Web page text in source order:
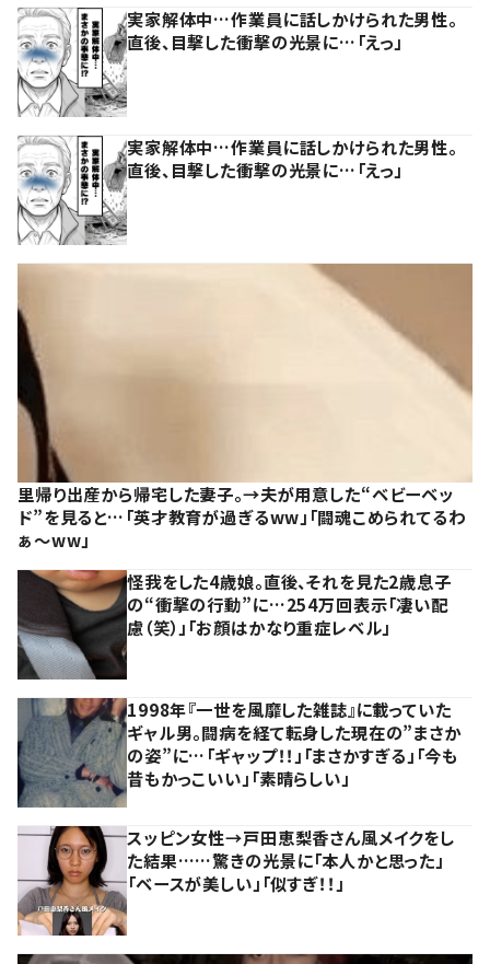
実家解体中…作業員に話しかけられた男性。
直後、目撃した衝撃の光景に…「えっ」
実家解体中…作業員に話しかけられた男性。
直後、目撃した衝撃の光景に…「えっ」
里帰り出産から帰宅した妻子。→夫が用意した“ベビーベッ
ド”を見ると…「英才教育が過ぎるww」「闘魂こめられてるわ
ぁ～ww」
怪我をした4歳娘。直後、それを見た2歳息子
の“衝撃の行動”に…254万回表示「凄い配
慮（笑）」「お顔はかなり重症レベル」
1998年『一世を風靡した雑誌』に載っていた
ギャル男。闘病を経て転身した現在の”まさか
の姿”に…「ギャップ！！」「まさかすぎる」「今も
昔もかっこいい」「素晴らしい」
スッピン女性→戸田恵梨香さん風メイクをし
た結果……驚きの光景に「本人かと思った」
「ベースが美しい」「似すぎ！！」